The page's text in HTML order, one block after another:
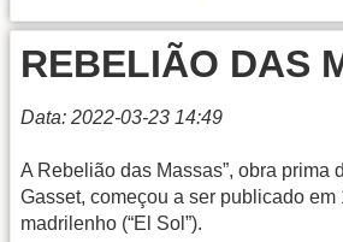
REBELIÃO DAS
Data: 2022-03-23 14:49
A Rebelião das Massas”, obra prima
Gasset, começou a ser publicado em
madrilenho (“El Sol”).